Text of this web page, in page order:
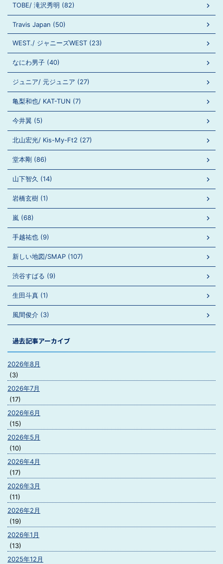
TOBE/ 滝沢秀明 (82)
Travis Japan (50)
WEST./ ジャニーズWEST (23)
なにわ男子 (40)
ジュニア/ 元ジュニア (27)
亀梨和也/ KAT-TUN (7)
今井翼 (5)
北山宏光/ Kis-My-Ft2 (27)
堂本剛 (86)
山下智久 (14)
岩橋玄樹 (1)
嵐 (68)
手越祐也 (9)
新しい地図/SMAP (107)
渋谷すばる (9)
生田斗真 (1)
風間俊介 (3)
過去記事アーカイブ
2026年8月
(3)
2026年7月
(17)
2026年6月
(15)
2026年5月
(10)
2026年4月
(17)
2026年3月
(11)
2026年2月
(19)
2026年1月
(13)
2025年12月